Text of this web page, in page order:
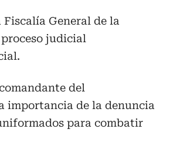
General de la
judicial
del
importancia de la denuncia
para combatir